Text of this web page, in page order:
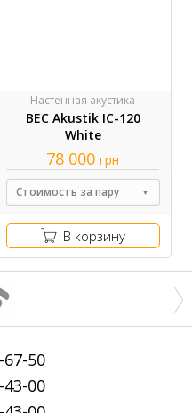
Настенная акустика
BEC Akustik IC-120
White
78 000 грн
Стоимость за пару
В корзину
50
00